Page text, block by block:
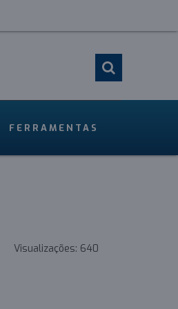
FERRAMENTAS
Visualizações: 640